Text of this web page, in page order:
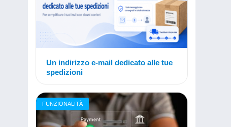
Un indirizzo e-mail dedicato alle tue
spedizioni
FUNZIONALITÀ